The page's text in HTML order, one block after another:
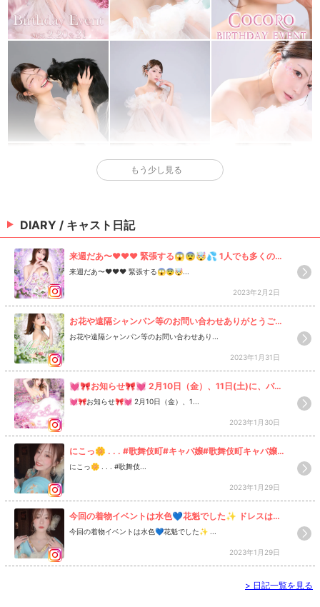
もう少し見る
DIARY / キャスト日記
来週だあ〜❤️❤️❤️ 緊張する😱😨🤯💦 1人でも多くの方
が来てくださるといいな😌🎀 まだまだお花も遠隔シャ
ト
来週だあ〜❤️❤️❤️ 緊張する😱😨🤯...
2023年2月2日
お花や遠隔シャンパン等のお問い合わせありがとうござ
います🙇‍♀️❤️ 💐お花💐 1基 10,000円 ゴッサムさんにお
✨ お花、遠隔シャンパンにご協力いただける方は、私
のLINE又はインスタDM💌 もしくはNOWの本間宛にご
590129 電話番号:080-9404-4597 お手数おか
お花や遠隔シャンパン等のお問い合わせあり...
2023年1月31日
💓🎀お知らせ🎀💓 2月10日（金）、11日(土)に、バー
スデーイベントをやらせていただくことになりました
💐🥲💓 一年に一回のイベント、1人でも多くの方と一
緒に楽しいひとときを過ごせたらとっても嬉しいです
バ嬢#バースデーイベント#バース
💓🎀お知らせ🎀💓 2月10日（金）、1...
2023年1月30日
にこっ🌼 . . . #歌舞伎町#キャバ嬢#歌舞伎町キャバ嬢#
着物#和服#花魁#ヘアーメイク
にこっ🌼 . . . #歌舞伎...
2023年1月29日
今回の着物イベントは水色💙花魁でした✨ ドレスはた
くさんもってるけど和服で水色は何気に初でした🥰❤️
りの髪型にしてもらえるから本当すごい🎀✨ ニュアン
今回の着物イベントは水色💙花魁でした✨ ...
2023年1月29日
> 日記一覧を見る